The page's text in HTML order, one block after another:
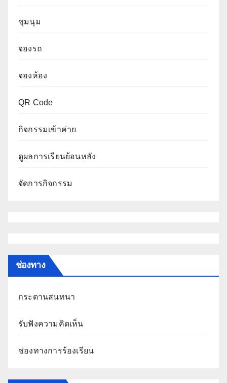
ชุมนุม
จองรถ
จองห้อง
QR Code
กิจกรรมเข้าค่าย
ดูผลการเรียนย้อนหลัง
จัดการกิจกรรม
ช่องทาง
กระดานสนทนา
รับฟังความคิดเห็น
ช่องทางการร้องเรียน